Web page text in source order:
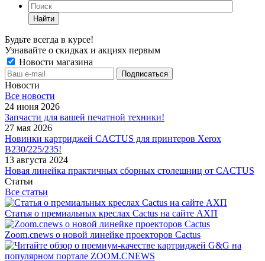
Найти
Будьте всегда в курсе!
Узнавайте о скидках и акциях первым
Новости магазина
Новости
Все новости
24 июня 2026
Запчасти для вашей печатной техники!
27 мая 2026
Новинки картриджей CACTUS для принтеров Xerox
B230/225/235!
13 августа 2024
Новая линейка практичных сборных столешниц от CACTUS
Статьи
Все статьи
Статья о премиальных креслах Cactus на сайте АХП
Zoom.cnews о новой линейке проекторов Cactus